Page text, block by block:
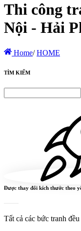
Thi công
Nội - Hải
Home/ HOME
TÌM KIẾM
Được thay đổi kích thước theo
Tất cả các bức tranh